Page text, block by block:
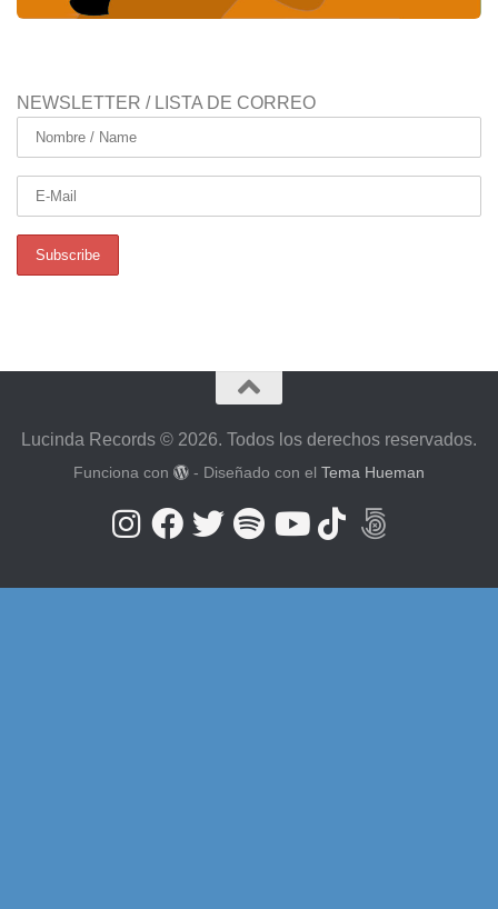
NEWSLETTER / LISTA DE CORREO
Lucinda Records © 2026. Todos los derechos reservados.
Funciona con - Diseñado con el Tema Hueman